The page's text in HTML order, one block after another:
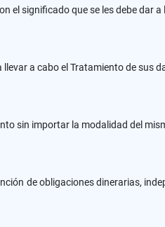
el significado que se les debe dar
a cabo el Tratamiento de sus
sin importar la modalidad del
de obligaciones dinerarias,